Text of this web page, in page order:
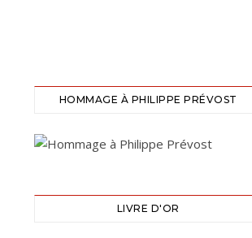
HOMMAGE À PHILIPPE PRÉVOST
LIVRE D'OR